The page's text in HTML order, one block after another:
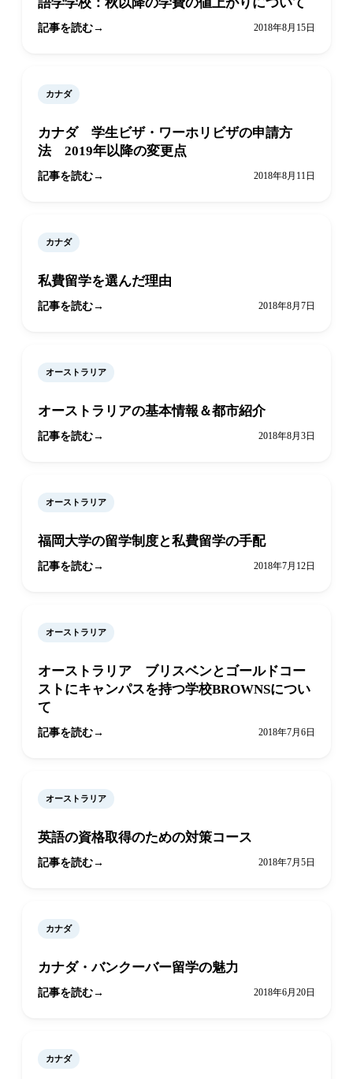
記事を読む 2018年8月15日
カナダ
カナダ 学生ビザ・ワーホリビザの申請方
法 2019年以降の変更点
記事を読む 2018年8月11日
カナダ
私費留学を選んだ理由
記事を読む 2018年8月7日
オーストラリア
オーストラリアの基本情報＆都市紹介
記事を読む 2018年8月3日
オーストラリア
福岡大学の留学制度と私費留学の手配
記事を読む 2018年7月12日
オーストラリア
オーストラリア ブリスベンとゴールドコー
ストにキャンパスを持つ学校BROWNSについ
て
記事を読む 2018年7月6日
オーストラリア
英語の資格取得のための対策コース
記事を読む 2018年7月5日
カナダ
カナダ・バンクーバー留学の魅力
記事を読む 2018年6月20日
カナダ